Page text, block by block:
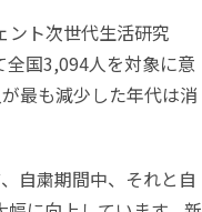
ント次世代生活研究
国3,094人を対象に意
最も減少した年代は消
自粛期間中、それと自